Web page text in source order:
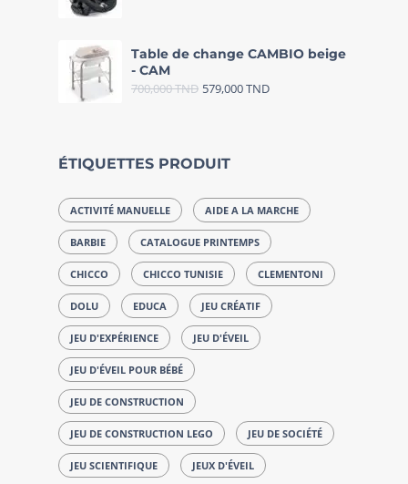
Table de change CAMBIO beige
- CAM
700,000TND 579,000TND
ÉTIQUETTES PRODUIT
ACTIVITÉ MANUELLE AIDE A LA MARCHE
BARBIE CATALOGUE PRINTEMPS
CHICCO CHICCO TUNISIE CLEMENTONI
DOLU EDUCA JEU CRÉATIF
JEU D'EXPÉRIENCE JEU D'ÉVEIL
JEU D'ÉVEIL POUR BÉBÉ
JEU DE CONSTRUCTION
JEU DE CONSTRUCTION LEGO JEU DE SOCIÉTÉ
JEU SCIENTIFIQUE JEUX D'ÉVEIL